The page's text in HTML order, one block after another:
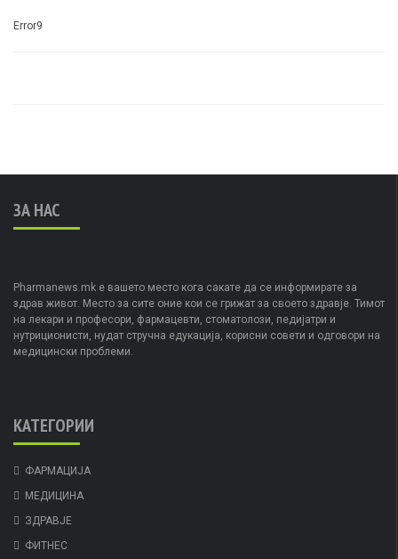
Error9
ЗА НАС
Pharmanews.mk е вашето место кога сакате да се информирате за
здрав живот. Место за сите оние кои се грижат за своето здравје. Тимот
на лекари и професори, фармацевти, стоматолози, педијатри и
нутриционисти, нудат стручна едукација, корисни совети и одговори на
медицински проблеми.
КАТЕГОРИИ
ФАРМАЦИЈА
МЕДИЦИНА
ЗДРАВЈЕ
ФИТНЕС